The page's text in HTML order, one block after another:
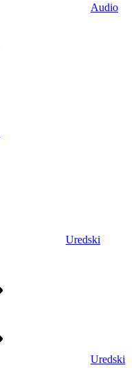
Audio
Uredski
Uredski